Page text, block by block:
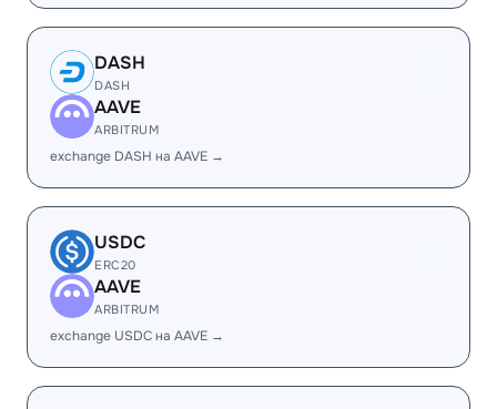
DASH
DASH
AAVE
ARBITRUM
exchange DASH на AAVE →
USDC
ERC20
AAVE
ARBITRUM
exchange USDC на AAVE →